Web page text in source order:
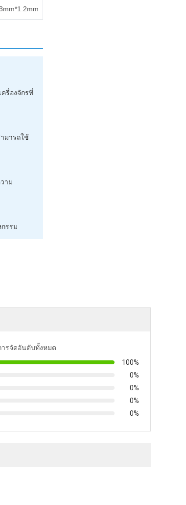
รื่องจักรที่
มารถใช้
าม
รรม
ารจัดอันดับทั้งหมด
100%
0%
0%
0%
0%